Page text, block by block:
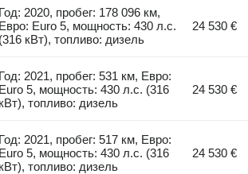
Год: 2020, пробег: 178 096 км,
Евро: Euro 5, мощность: 430 л.с.
(316 кВт), топливо: дизель
24 530 €
Год: 2021, пробег: 531 км, Евро:
Euro 5, мощность: 430 л.с. (316
кВт), топливо: дизель
24 530 €
Год: 2021, пробег: 517 км, Евро:
Euro 5, мощность: 430 л.с. (316
кВт), топливо: дизель
24 530 €